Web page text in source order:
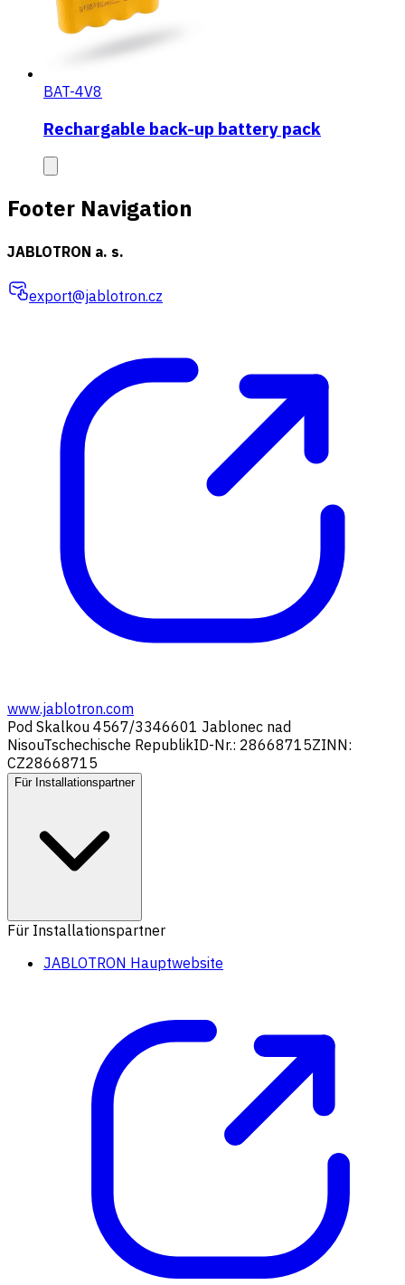
BAT-4V8
Rechargable back-up battery pack
Footer Navigation
JABLOTRON a. s.
export@jablotron.cz
www.jablotron.com
Pod Skalkou 4567/3346601 Jablonec nad
NisouTschechische RepublikID-Nr.: 28668715ZINN:
CZ28668715
Für Installationspartner
Für Installationspartner
JABLOTRON Hauptwebsite